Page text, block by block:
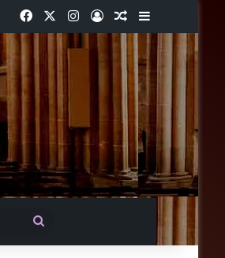
FacebookInstagram
EntrarArtigo aleatório
Barra
por